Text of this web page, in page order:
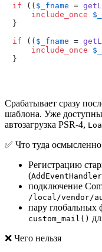
if (( $_fname =
include_once
}
if (( $_fname =
include_once
Срабатывает сразу
шаблона. Уже доступны
автозагрузка PSR-4,
✅ Что туда осмысленно
Регистрацию
(
подключение
/local/vendor/
пару глобальных
custom_mail()
❌ Чего нельзя